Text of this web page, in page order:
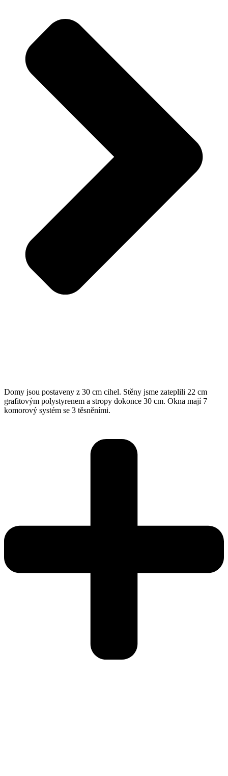
Domy jsou postaveny z 30 cm cihel. Stěny jsme zateplili 22 cm
grafitovým polystyrenem a stropy dokonce 30 cm. Okna mají 7
komorový systém se 3 těsněními.